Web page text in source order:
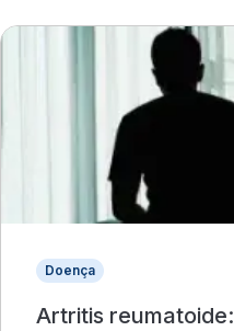
Doença
Artritis reumatoide: